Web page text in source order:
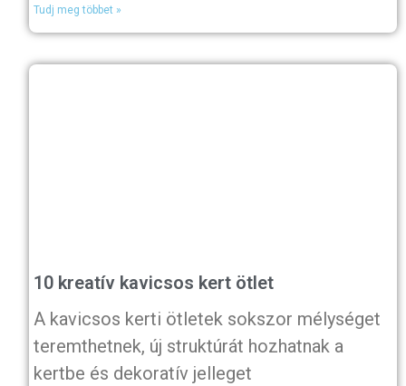
Tudj meg többet »
10 kreatív kavicsos kert ötlet
A kavicsos kerti ötletek sokszor mélységet
teremthetnek, új struktúrát hozhatnak a
kertbe és dekoratív jelleget